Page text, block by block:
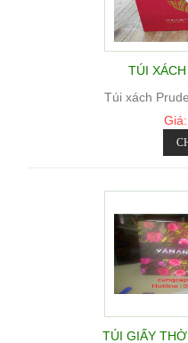
TÚI XÁCH
Túi xách
TÚI GIẤY